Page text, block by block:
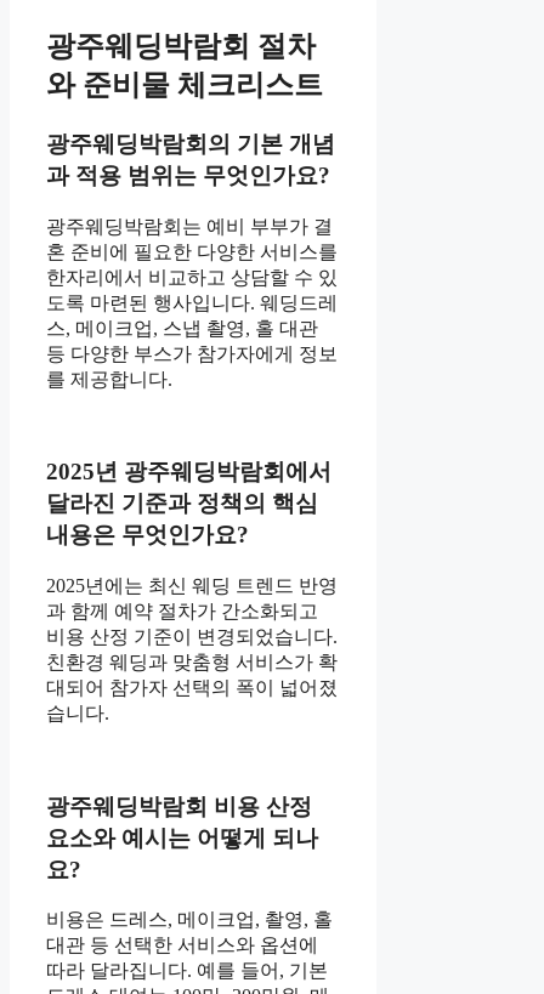
광주웨딩박람회 절차
와 준비물 체크리스트
광주웨딩박람회의 기본 개념
과 적용 범위는 무엇인가요?
광주웨딩박람회는 예비 부부가 결
혼 준비에 필요한 다양한 서비스를
한자리에서 비교하고 상담할 수 있
도록 마련된 행사입니다. 웨딩드레
스, 메이크업, 스냅 촬영, 홀 대관
등 다양한 부스가 참가자에게 정보
를 제공합니다.
2025년 광주웨딩박람회에서
달라진 기준과 정책의 핵심
내용은 무엇인가요?
2025년에는 최신 웨딩 트렌드 반영
과 함께 예약 절차가 간소화되고
비용 산정 기준이 변경되었습니다.
친환경 웨딩과 맞춤형 서비스가 확
대되어 참가자 선택의 폭이 넓어졌
습니다.
광주웨딩박람회 비용 산정
요소와 예시는 어떻게 되나
요?
비용은 드레스, 메이크업, 촬영, 홀
대관 등 선택한 서비스와 옵션에
따라 달라집니다. 예를 들어, 기본